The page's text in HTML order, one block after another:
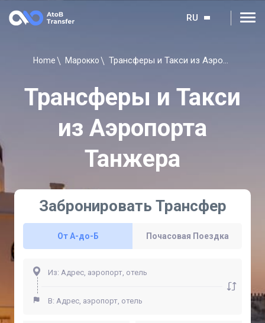
RU
Home Марокко Трансферы и Такси из Аэропорта Танжера
Трансферы и Такси
из Аэропорта
Танжера
Забронировать Трансфер
От A-до-Б Почасовая Поездка